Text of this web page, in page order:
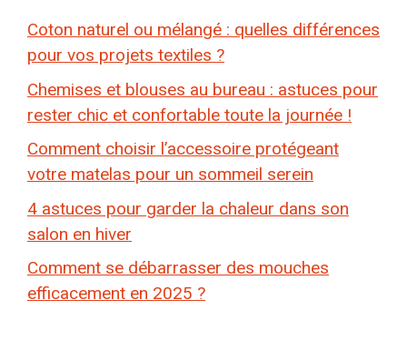
Coton naturel ou mélangé : quelles différences
pour vos projets textiles ?
Chemises et blouses au bureau : astuces pour
rester chic et confortable toute la journée !
Comment choisir l’accessoire protégeant
votre matelas pour un sommeil serein
4 astuces pour garder la chaleur dans son
salon en hiver
Comment se débarrasser des mouches
efficacement en 2025 ?